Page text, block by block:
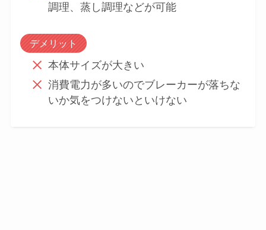
調理、蒸し調理などが可能
デメリット
本体サイズが大きい
消費電力が多いのでブレーカーが落ちな
いか気をつけないといけない